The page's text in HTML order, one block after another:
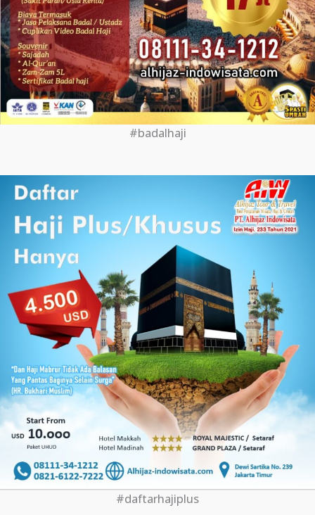
#badalhaji
#daftarhajiplus